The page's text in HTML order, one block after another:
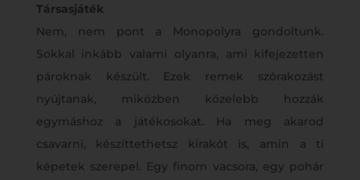
Társasjáték
Nem, nem pont a Monopolyra gondoltunk.
Sokkal inkább valami olyanra, ami kifejezetten
pároknak készült. Ezek remek szórakozást
nyújtanak, miközben közelebb hozzák
egymáshoz a játékosokat. Ha meg akarod
csavarni, készíttethetsz kirakót is, amin a ti
képetek szerepel. Egy finom vacsora, egy pohár